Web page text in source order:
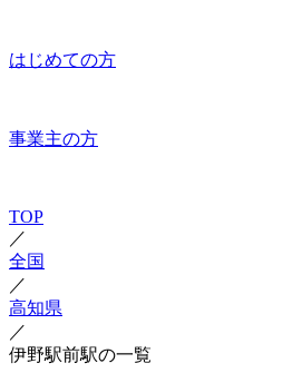
はじめての方
事業主の方
TOP
／
全国
／
高知県
／
伊野駅前駅の一覧